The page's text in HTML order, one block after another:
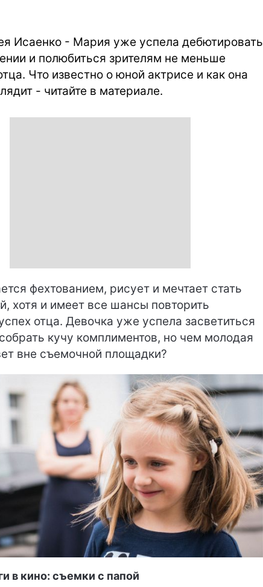
Исаенко - Мария уже успела дебютировать
и полюбиться зрителям не меньше
Что известно о юной актрисе и как она
- читайте в материале.
фехтованием, рисует и мечтает стать
хотя и имеет все шансы повторить
отца. Девочка уже успела засветиться
кучу комплиментов, но чем молодая
вне съемочной площадки?
в кино: съемки с папой